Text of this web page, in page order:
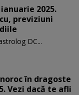
2025.
previziuni
DC...
în dragoste
Vezi dacă te afli